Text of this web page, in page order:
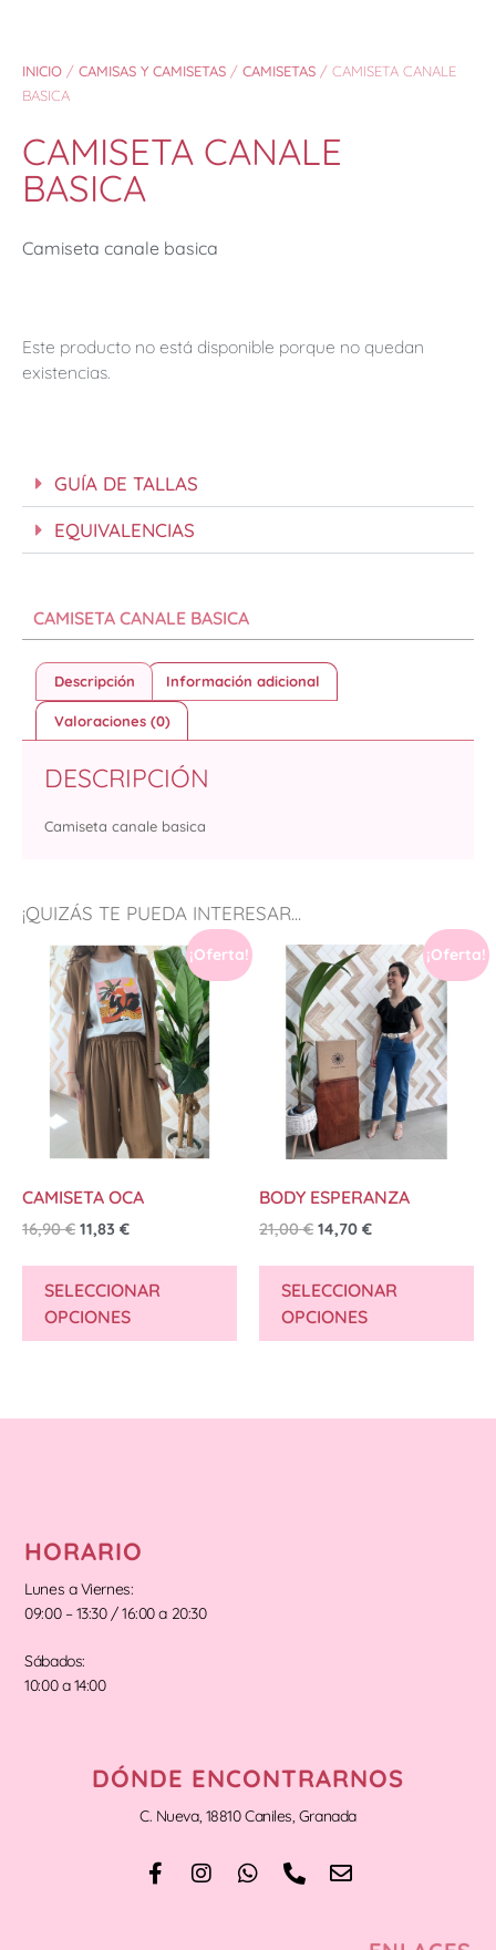
INICIO / CAMISAS Y CAMISETAS / CAMISETAS / CAMISETA CANALE
BASICA
CAMISETA CANALE
BASICA
Camiseta canale basica
Este producto no está disponible porque no quedan
existencias.
GUÍA DE TALLAS
EQUIVALENCIAS
¡QUIZÁS TE PUEDA INTERESAR...
¡Oferta!
CAMISETA OCA
16,90€ 11,83 €
SELECCIONAR
OPCIONES
¡Oferta!
BODY ESPERANZA
21,00€ 14,70 €
SELECCIONAR
OPCIONES
CAMISETA CANALE BASICA
Descripción Información adicional
Valoraciones (0)
DESCRIPCIÓN
Camiseta canale basica
HORARIO
Lunes a Viernes:
09:00 – 13:30 / 16:00 a 20:30
Sábados:
10:00 a 14:00
DÓNDE ENCONTRARNOS
C. Nueva, 18810 Caniles, Granada